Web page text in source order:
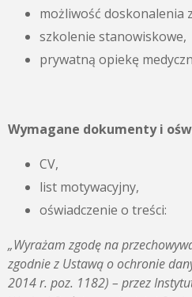
możliwość doskonalenia
szkolenie stanowiskowe,
prywatną opiekę
Wymagane dokumenty i
CV,
list motywacyjny,
oświadczenie o treści:
„Wyrażam zgodę na
zgodnie z Ustawą o ochronie
2014 r. poz. 1182) – przez